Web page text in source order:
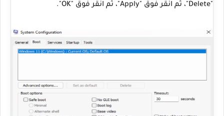
"Delete"، ثم انقر فوق "Apply"، ثم انقر فوق "OK".